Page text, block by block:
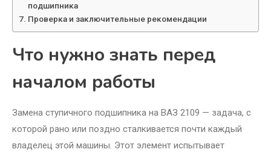
подшипника
Проверка и заключительные рекомендации
Что нужно знать перед
началом работы
Замена ступичного подшипника на ВАЗ 2109 — задача, с
которой рано или поздно сталкивается почти каждый
владелец этой машины. Этот элемент испытывает